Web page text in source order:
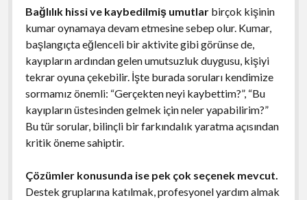
Bağlılık hissi ve kaybedilmiş umutlarbirçok kişinin
kumar oynamaya devam etmesine sebep olur. Kumar,
başlangıçta eğlenceli bir aktivite gibi görünse de,
kayıpların ardından gelen umutsuzluk duygusu, kişiyi
tekrar oyuna çekebilir. İşte burada soruları kendimize
sormamız önemli: “Gerçekten neyi kaybettim?”, “Bu
kayıpların üstesinden gelmek için neler yapabilirim?”
Bu tür sorular, bilinçli bir farkındalık yaratma açısından
kritik öneme sahiptir.
Çözümler konusunda ise pek çok seçenek mevcut.
Destek gruplarına katılmak, profesyonel yardım almak